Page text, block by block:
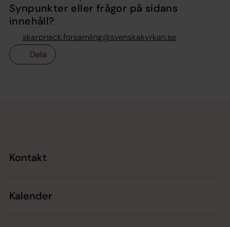
Synpunkter eller frågor på sidans
innehåll?
skarpnack.forsamling@svenskakyrkan.se
Dela
Kontakt
Kalender